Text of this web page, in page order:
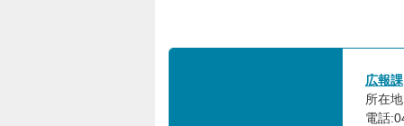
広報課
所在
電話